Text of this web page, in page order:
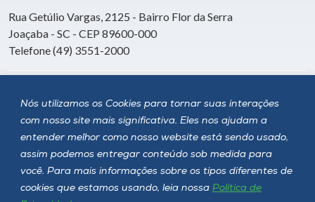
Nós utilizamos os Cookies para tornar suas interações
com nosso site mais significativa. Eles nos ajudam a
entender melhor como nosso website está sendo usado,
assim podemos entregar conteúdo sob medida para
você. Para mais informações sobre os tipos diferentes de
cookies que estamos usando, leia nossa Política de
Rua Getúlio Vargas, 2125 - Bairro Flor da Serra
Joaçaba - SC - CEP 89600-000
Telefone (49) 3551-2000
Siga a Unoesc